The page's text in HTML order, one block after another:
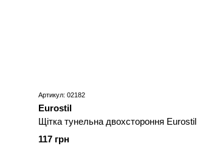
Артикул: 02182
Eurostil
Щітка тунельна двохстороння Eurostil
117 грн